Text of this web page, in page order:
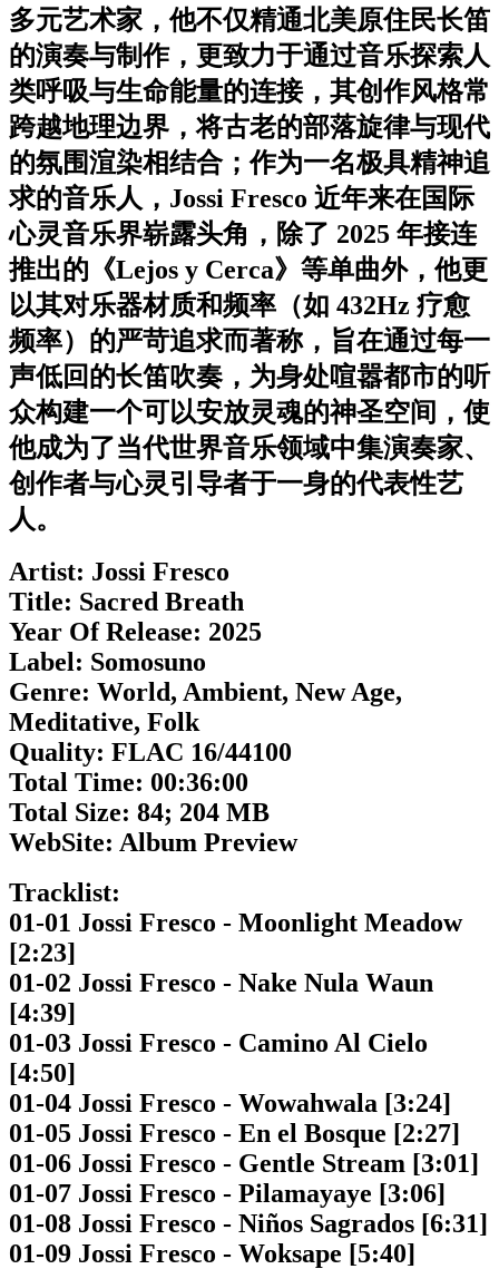
多元艺术家，他不仅精通北美原住民长笛
的演奏与制作，更致力于通过音乐探索人
类呼吸与生命能量的连接，其创作风格常
跨越地理边界，将古老的部落旋律与现代
的氛围渲染相结合；作为一名极具精神追
求的音乐人，Jossi Fresco 近年来在国际
心灵音乐界崭露头角，除了 2025 年接连
推出的《Lejos y Cerca》等单曲外，他更
以其对乐器材质和频率（如 432Hz 疗愈
频率）的严苛追求而著称，旨在通过每一
声低回的长笛吹奏，为身处喧嚣都市的听
众构建一个可以安放灵魂的神圣空间，使
他成为了当代世界音乐领域中集演奏家、
创作者与心灵引导者于一身的代表性艺
人。
Artist: Jossi Fresco
Title: Sacred Breath
Year Of Release: 2025
Label: Somosuno
Genre: World, Ambient, New Age,
Meditative, Folk
Quality: FLAC 16/44100
Total Time: 00:36:00
Total Size: 84; 204 MB
WebSite: Album Preview
Tracklist:
01-01 Jossi Fresco - Moonlight Meadow
[2:23]
01-02 Jossi Fresco - Nake Nula Waun
[4:39]
01-03 Jossi Fresco - Camino Al Cielo
[4:50]
01-04 Jossi Fresco - Wowahwala [3:24]
01-05 Jossi Fresco - En el Bosque [2:27]
01-06 Jossi Fresco - Gentle Stream [3:01]
01-07 Jossi Fresco - Pilamayaye [3:06]
01-08 Jossi Fresco - Niños Sagrados [6:31]
01-09 Jossi Fresco - Woksape [5:40]